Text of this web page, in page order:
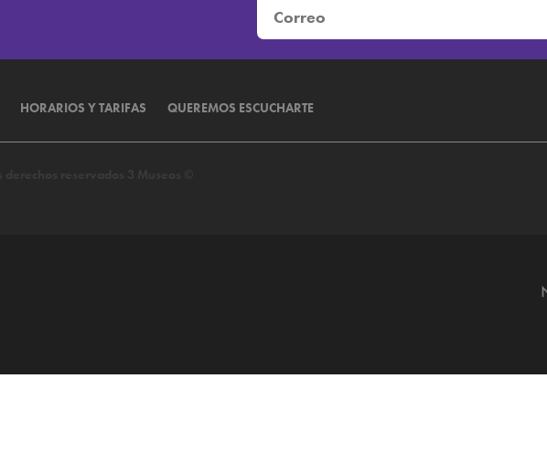
HORARIOS Y TARIFAS QUEREMOS ESCUCHARTE